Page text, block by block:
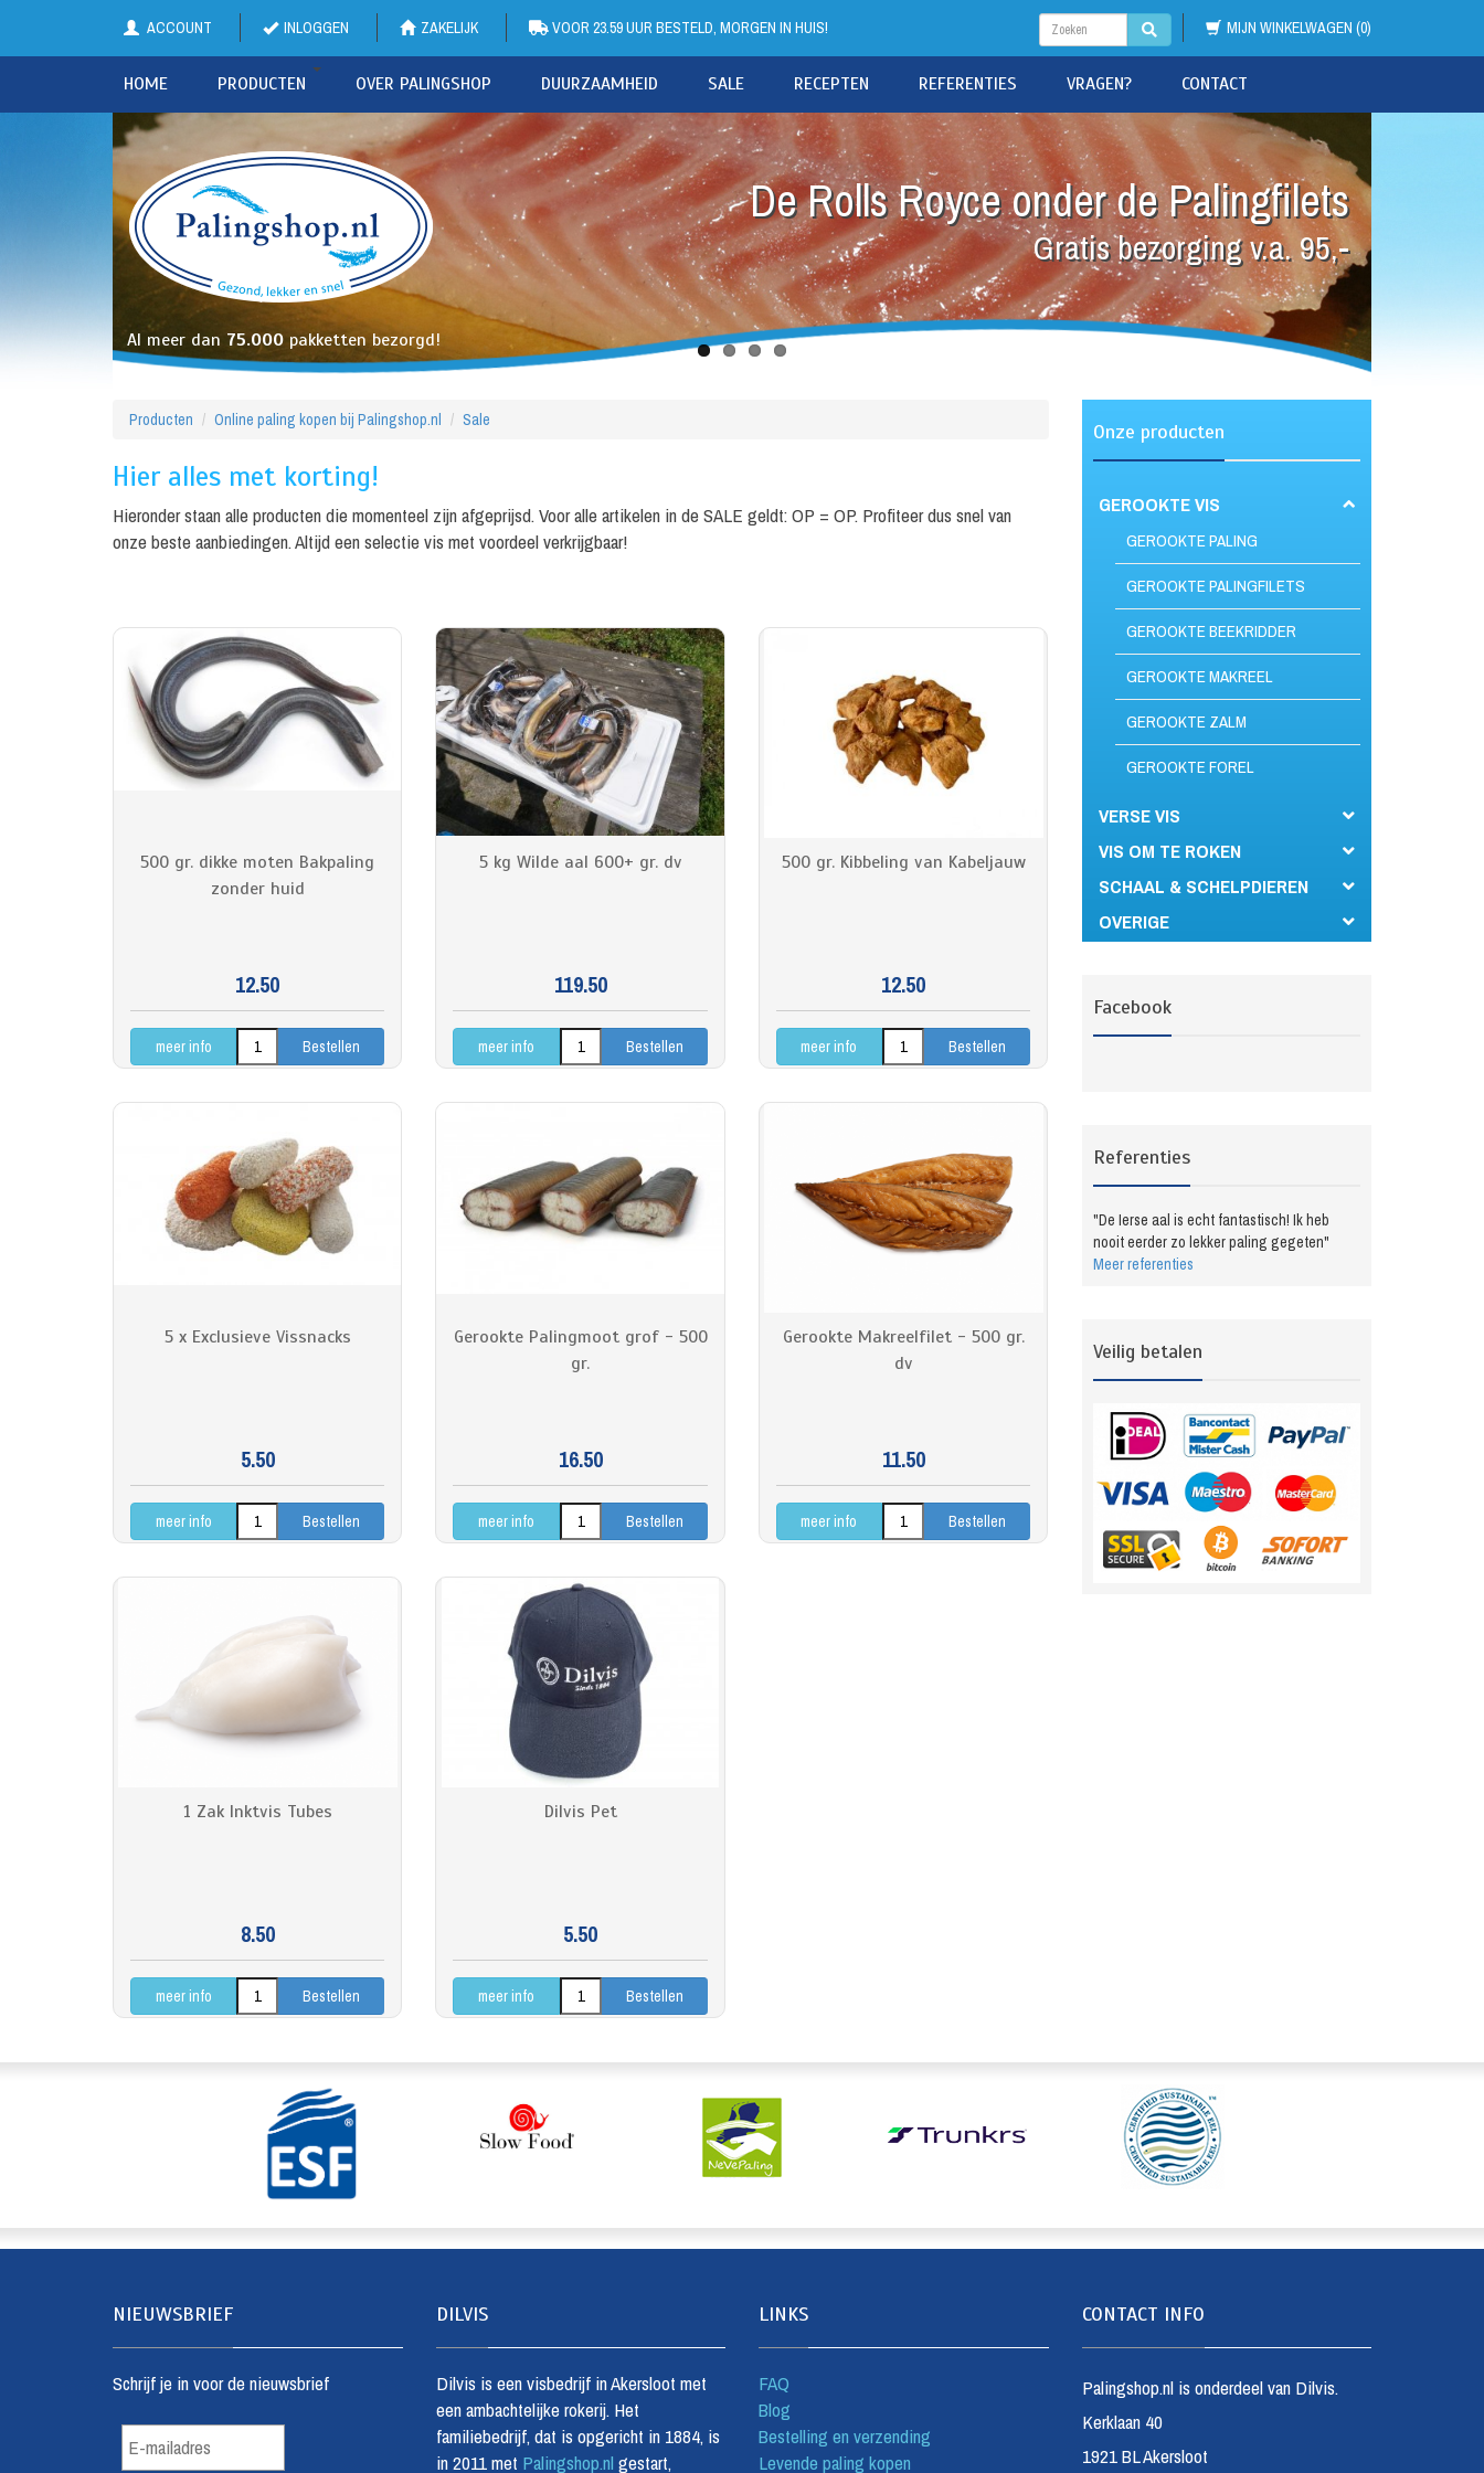
ACCOUNT INLOGGEN ZAKELIJK VOOR 23.59 UUR BESTELD, MORGEN IN HUIS! MIJN WINKELWAGEN (0)
HOME PRODUCTEN OVER PALINGSHOP DUURZAAMHEID SALE RECEPTEN REFERENTIES VRAGEN? CONTACT
Al meer dan 75.000 pakketten bezorgd!
De Rolls Royce onder de Palingfilets
Gratis bezorging v.a. 95,-
Producten Online paling kopen bij Palingshop.nl Sale
Hier alles met korting!
Hieronder staan alle producten die momenteel zijn afgeprijsd. Voor alle artikelen in de SALE geldt: OP = OP. Profiteer dus snel van
onze beste aanbiedingen. Altijd een selectie vis met voordeel verkrijgbaar!
500 gr. dikke moten Bakpaling
zonder huid
12.50
meer info
5 kg Wilde aal 600+ gr. dv
119.50
meer info
500 gr. Kibbeling van Kabeljauw
12.50
meer info
5 x Exclusieve Vissnacks
5.50
meer info
Gerookte Palingmoot grof - 500
gr.
16.50
meer info
Gerookte Makreelfilet - 500 gr.
dv
11.50
meer info
1 Zak Inktvis Tubes
8.50
meer info
Dilvis Pet
5.50
meer info
Onze producten
GEROOKTE VIS
GEROOKTE PALING
GEROOKTE PALINGFILETS
GEROOKTE BEEKRIDDER
GEROOKTE MAKREEL
GEROOKTE ZALM
GEROOKTE FOREL
VERSE VIS
VIS OM TE ROKEN
SCHAAL & SCHELPDIEREN
OVERIGE
Facebook
Referenties
"De Ierse aal is echt fantastisch! Ik heb
nooit eerder zo lekker paling gegeten"
Meer referenties
Veilig betalen
NIEUWSBRIEF
Schrijf je in voor de nieuwsbrief
DILVIS
Dilvis is een visbedrijf in Akersloot met
een ambachtelijke rokerij. Het
familiebedrijf, dat is opgericht in 1884, is
in 2011 met Palingshop.nl gestart,
LINKS
FAQ
Blog
Bestelling en verzending
Levende paling kopen
CONTACT INFO
Palingshop.nl is onderdeel van Dilvis.
Kerklaan 40
1921 BL Akersloot